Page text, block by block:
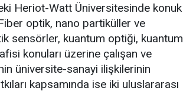
Heriot-Watt Üniversitesinde konuk
optik, nano partiküller ve
sensörler, kuantum optiği, kuantum
konuları üzerine çalışan ve
üniversite-sanayi ilişkilerinin
kapsamında ise iki uluslararası